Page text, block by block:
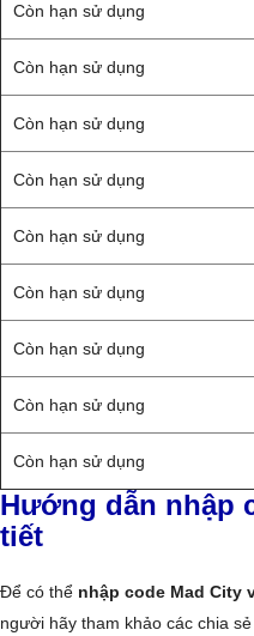
Còn hạn sử dụng
Còn hạn sử dụng
Còn hạn sử dụng
Còn hạn sử dụng
Còn hạn sử dụng
Còn hạn sử dụng
Còn hạn sử dụng
Còn hạn sử dụng
Còn hạn sử dụng
Hướng dẫn nhập
tiết
Để có thể nhập code Mad City
người hãy tham khảo các chia